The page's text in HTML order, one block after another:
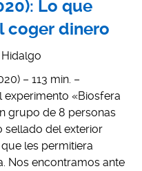
Lo que
coger dinero
– 113 min. –
experimento «Biosfera
grupo de 8 personas
sellado del exterior
les permitiera
Nos encontramos ante